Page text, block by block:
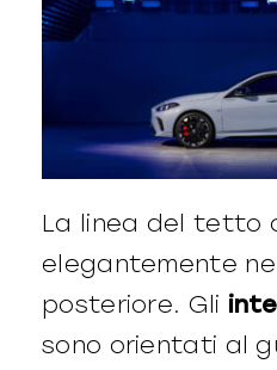
La linea del tetto
elegantemente
posteriore. Gli
sono orientati al